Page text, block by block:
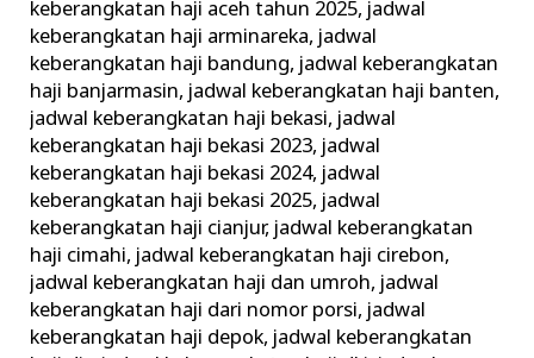
keberangkatan haji aceh tahun 2025, jadwal
keberangkatan haji arminareka, jadwal
keberangkatan haji bandung, jadwal keberangkatan
haji banjarmasin, jadwal keberangkatan haji banten,
jadwal keberangkatan haji bekasi, jadwal
keberangkatan haji bekasi 2023, jadwal
keberangkatan haji bekasi 2024, jadwal
keberangkatan haji bekasi 2025, jadwal
keberangkatan haji cianjur, jadwal keberangkatan
haji cimahi, jadwal keberangkatan haji cirebon,
jadwal keberangkatan haji dan umroh, jadwal
keberangkatan haji dari nomor porsi, jadwal
keberangkatan haji depok, jadwal keberangkatan